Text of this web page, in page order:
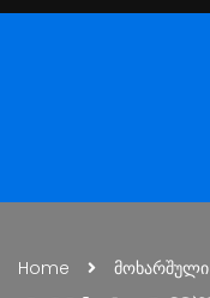
Home მოხარშული